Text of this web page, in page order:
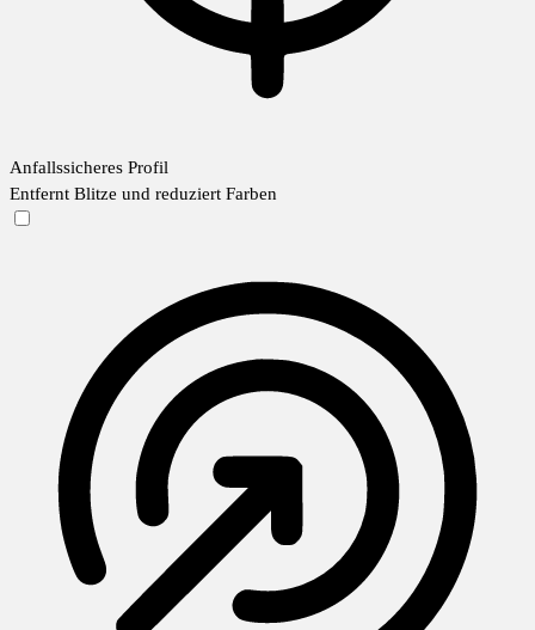
Anfallssicheres Profil
Entfernt Blitze und reduziert Farben